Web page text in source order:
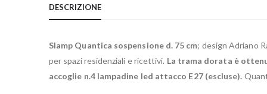
DESCRIZIONE
Slamp Quantica sospensione d. 75 cm; design Adriano
per spazi residenziali e ricettivi. La trama dorata è
accoglie n.4 lampadine led attacco E27 (escluse).